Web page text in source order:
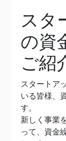
スタ
の資
ご紹
スタートア
いる皆様、
す。
新しく事業
って、資金